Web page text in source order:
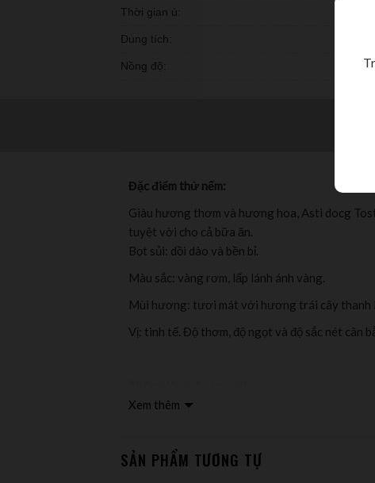
Thời gian ủ:
Dung tích:
Nồng độ:
Đặc điểm thử nếm:
Giàu hương thơm và hương hoa, Asti docg
tuyệt vời cho cả bữa ăn.
Bọt sủi: dồi dào và bền bỉ.
Màu sắc: vàng rơm, lấp lánh ánh vàng.
Mùi hương: tươi mát với hương trái cây thanh
Vị: tinh tế. Độ thơm, độ ngọt và độ sắc nét cân
Tosti1820 sản xuất vang và vang sủi từ năm
pháp sản xuất phù hợp nhất. Với kinh nghiệm
Xem thêm
SẢN PHẨM TƯƠNG TỰ